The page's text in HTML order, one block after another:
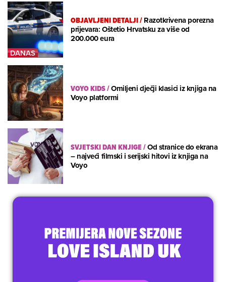
OBJAVLJENI DETALJI/Razotkrivena porezna
prijevara: Oštetio Hrvatsku za više od
200.000 eura
VOYO KIDS/Omiljeni dječji klasici iz knjiga na
Voyo platformi
SVJETSKI DAN KNJIGE/Od stranice do ekrana
– najveći filmski i serijski hitovi iz knjiga na
Voyo